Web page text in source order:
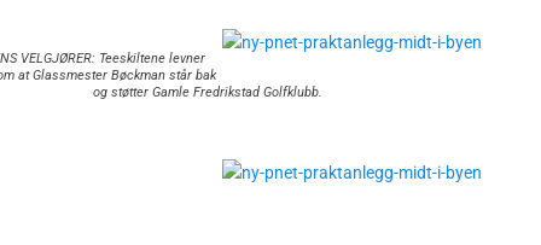
VELGJØRER: Teeskiltene levner
at Glassmester Bøckman står bak
og støtter Gamle Fredrikstad Golfklubb.